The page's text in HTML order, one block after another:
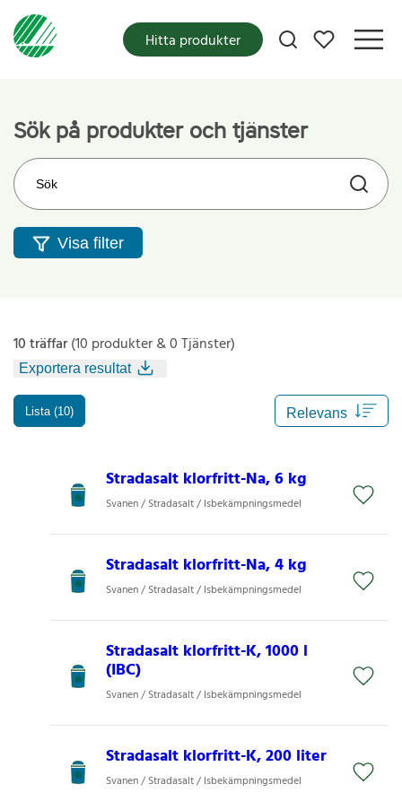
Mina favoriter
Hitta produkter
Sök på produkter och tjänster
Sök på webbplatsen
Visa filter
10 träffar(10 produkter & 0 Tjänster)
Exportera resultat
Lista (10)
Stradasalt klorfritt-Na, 6 kg
Svanen / Stradasalt / Isbekämpningsmedel
Stradasalt klorfritt-Na, 4 kg
Svanen / Stradasalt / Isbekämpningsmedel
Stradasalt klorfritt-K, 1000 l
(IBC)
Svanen / Stradasalt / Isbekämpningsmedel
Stradasalt klorfritt-K, 200 liter
Svanen / Stradasalt / Isbekämpningsmedel